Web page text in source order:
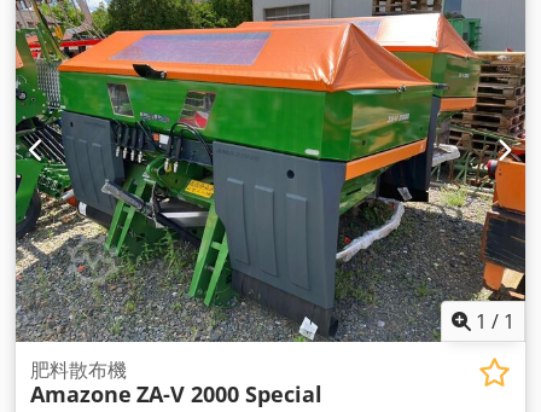
1 / 1
肥料散布機
Amazone ZA-V 2000 Special